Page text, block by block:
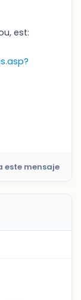
est:
este mensaje